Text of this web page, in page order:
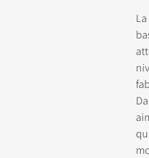
POUR
directement à tous les